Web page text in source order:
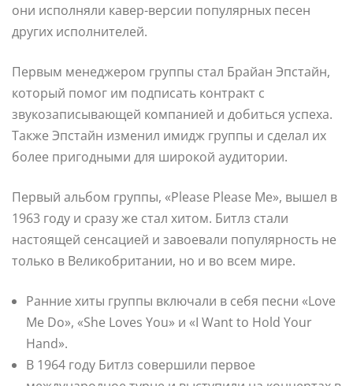
они исполняли кавер-версии популярных песен
других исполнителей.
Первым менеджером группы стал Брайан Эпстайн,
который помог им подписать контракт с
звукозаписывающей компанией и добиться успеха.
Также Эпстайн изменил имидж группы и сделал их
более пригодными для широкой аудитории.
Первый альбом группы, «Please Please Me», вышел в
1963 году и сразу же стал хитом. Битлз стали
настоящей сенсацией и завоевали популярность не
только в Великобритании, но и во всем мире.
Ранние хиты группы включали в себя песни «Love
Me Do», «She Loves You» и «I Want to Hold Your
Hand».
В 1964 году Битлз совершили первое